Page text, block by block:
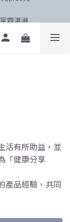
霜淇淋
活有所助益，並
「健康分享
產品經驗，共同